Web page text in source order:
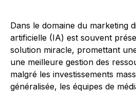
Dans le domaine du marketing
artificielle (IA) est souvent
solution miracle, promettant
une meilleure gestion des
malgré les investissements
généralisée, les équipes de